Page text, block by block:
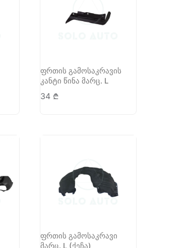
ფრთის გამოსაკრავის
კანტი წინა მარც. L
34 ₾
ფრთის გამოსაკრავი
მარც. L (ქეჩა)